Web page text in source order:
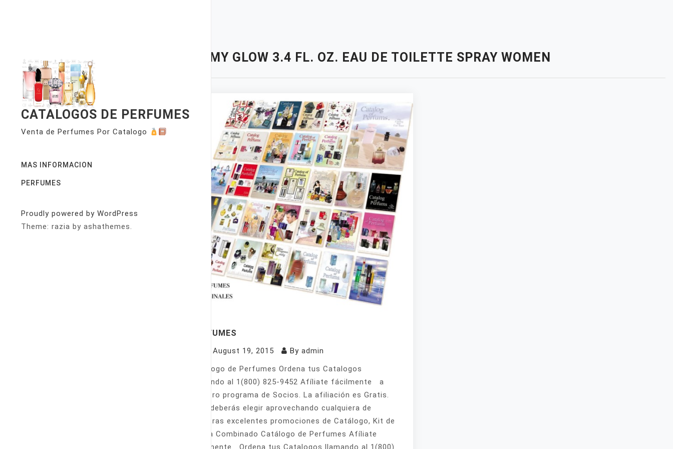
CATALOGOS DE PERFUMES
Venta de Perfumes Por Catalogo
MAS INFORMACION
PERFUMES
Proudly powered by WordPress
Theme: razia by ashathemes.
MY GLOW 3.4 FL. OZ. EAU DE TOILETTE SPRAY WOMEN
PERFUMES
August 19, 2015 By admin
Catálogo de Perfumes Ordena tus Catalogos
llamando al 1(800) 825-9452 Afíliate fácilmente a
nuestro programa de Socios. La afiliación es Gratis.
Sólo deberás elegir aprovechando cualquiera de
nuestras excelentes promociones de Catálogo, Kit de
Venta Combinado Catálogo de Perfumes Afíliate
fácilmente Ordena tus Catalogos llamando al 1(800)